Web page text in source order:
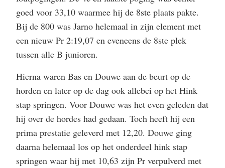
goed voor 33,10 waarmee hij de 8ste plaats pakte.
Bij de 800 was Jarno helemaal in zijn element met
een nieuw Pr 2:19,07 en eveneens de 8ste plek
tussen alle B junioren.
Hierna waren Bas en Douwe aan de beurt op de
horden en later op de dag ook allebei op het Hink
stap springen. Voor Douwe was het even geleden dat
hij over de hordes had gedaan. Toch heeft hij een
prima prestatie geleverd met 12,20. Douwe ging
daarna helemaal los op het onderdeel hink stap
springen waar hij met 10,63 zijn Pr verpulverd met